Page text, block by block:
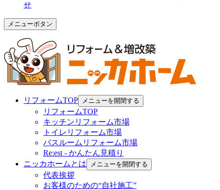
せ
メニューボタン
リフォームTOP メニューを開閉する
リフォームTOP
キッチンリフォーム市場
トイレリフォーム市場
バスルームリフォーム市場
Re:est - かんたん見積り
ニッカホームとは
メニューを開閉する
代表挨拶
お客様のための“自社施工”